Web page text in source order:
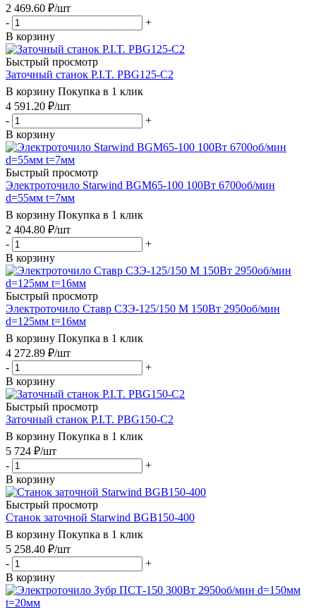
2 469.60 ₽/шт
-
+
В корзину
Быстрый просмотр
Заточный станок P.I.T. PBG125-C2
В корзину Покупка в 1 клик
4 591.20 ₽/шт
-
+
В корзину
Быстрый просмотр
Электроточило Starwind BGM65-100 100Вт 6700об/мин
d=55мм t=7мм
В корзину Покупка в 1 клик
2 404.80 ₽/шт
-
+
В корзину
Быстрый просмотр
Электроточило Ставр СЗЭ-125/150 М 150Вт 2950об/мин
d=125мм t=16мм
В корзину Покупка в 1 клик
4 272.89 ₽/шт
-
+
В корзину
Быстрый просмотр
Заточный станок P.I.T. PBG150-C2
В корзину Покупка в 1 клик
5 724 ₽/шт
-
+
В корзину
Быстрый просмотр
Станок заточной Starwind BGB150-400
В корзину Покупка в 1 клик
5 258.40 ₽/шт
-
+
В корзину